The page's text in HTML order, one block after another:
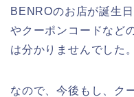
BENROのお店が誕生
やクーポンコードなど
は分かりませんでした。
なので、今後もし、ク